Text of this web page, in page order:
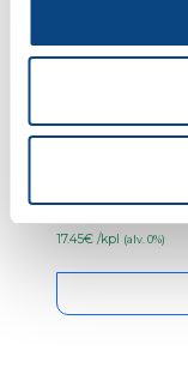
TAKI-
17.45€ /kpl (alv. 0%)